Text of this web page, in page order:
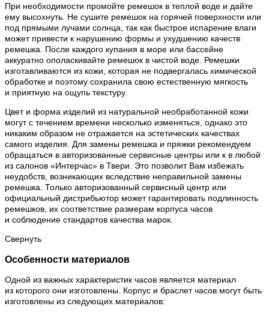
При необходимости промойте ремешок в теплой воде и дайте
ему высохнуть. Не сушите ремешок на горячей поверхности или
под прямыми лучами солнца, так как быстрое испарение влаги
может привести к нарушению формы и ухудшению качеств
ремешка. После каждого купания в море или бассейне
аккуратно ополаскивайте ремешок в чистой воде. Ремешки
изготавливаются из кожи, которая не подвергалась химической
обработке и поэтому сохранила свою естественную мягкость
и приятную на ощупь текстуру.
Цвет и форма изделий из натуральной необработанной кожи
могут с течением времени несколько изменяться, однако это
никаким образом не отражается на эстетических качествах
самого изделия. Для замены ремешка и пряжки рекомендуем
обращаться в авторизованные сервисные центры или к в любой
из салонов «Интерчас» в Твери. Это позволит Вам избежать
неудобств, возникающих вследствие неправильной замены
ремешка. Только авторизованный сервисный центр или
официальный дистрибьютор может гарантировать подлинность
ремешков, их соответствие размерам корпуса часов
и соблюдение стандартов качества марок.
Свернуть
Особенности материалов
Одной из важных характеристик часов является материал
из которого они изготовлены. Корпус и браслет часов могут быть
изготовлены из следующих материалов: